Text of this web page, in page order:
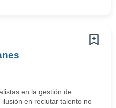
en la gestión de
en reclutar talento no